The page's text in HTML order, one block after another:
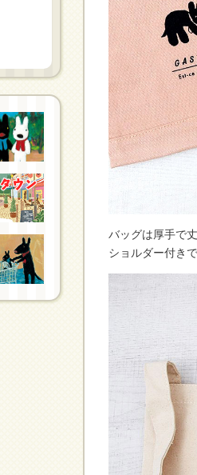
バッグは厚手で
ショルダー付き